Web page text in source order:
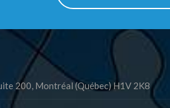
200, Montréal (Québec) H1V 2K8